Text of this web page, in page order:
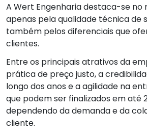
A Wert Engenharia destaca-se no
apenas pela qualidade técnica de
também pelos diferenciais que
clientes.
Entre os principais atrativos da
prática de preço justo, a
longo dos anos e a agilidade na
que podem ser finalizados em até
dependendo da demanda e da
cliente.